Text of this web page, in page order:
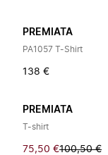
PREMIATA
PA1057 T-Shirt
138 €
PREMIATA
T-shirt
75,50 €100,50 €